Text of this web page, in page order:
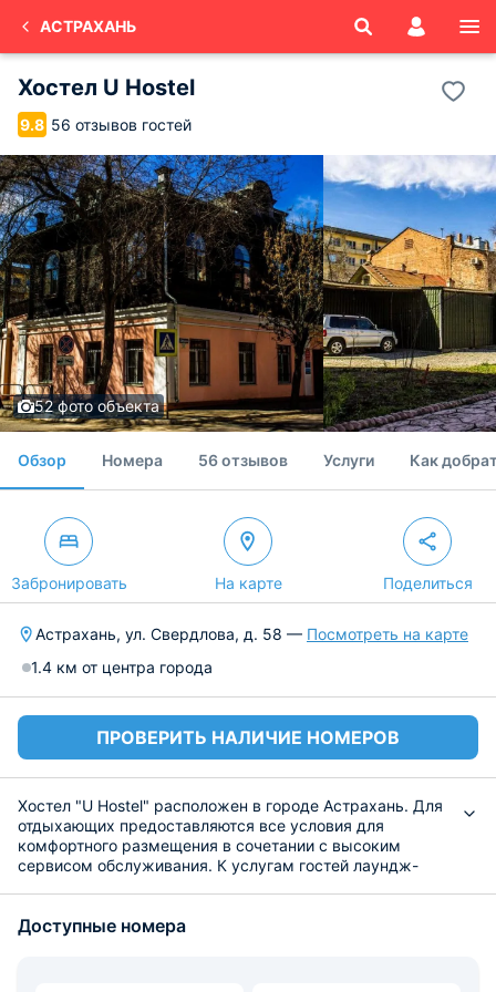
АСТРАХАНЬ
Хостел U Hostel
9.8 56 отзывов гостей
52 фото объекта
Обзор Номера 56 отзывов Услуги Как
Забронировать На карте Поделиться
Астрахань, ул. Свердлова, д. 58 — Посмотреть на карте
1.4 км от центра города
ПРОВЕРИТЬ НАЛИЧИЕ НОМЕРОВ
Хостел "U Hostel" расположен в городе Астрахань. Для
отдыхающих предоставляются все условия для
комфортного размещения в сочетании с высоким
сервисом обслуживания. К услугам гостей лаундж-
комфорт в период размещения гостей. Во всех
Доступные номера